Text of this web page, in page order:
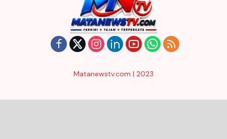
Matanewstv.com | 2023